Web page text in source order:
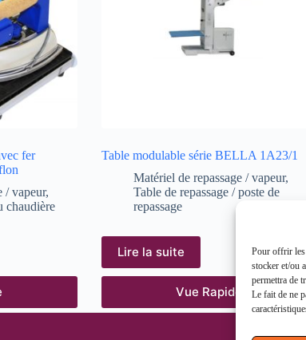
Pour offrir les
stocker et/ou
permettra de
Le fait de ne
fer
/ vapeur,
chaudière
Table modulable série BELLA 1A23/1
Matériel de repassage / vapeur,
Table de repassage / poste de
repassage
Lire la suite
Vue Rapide